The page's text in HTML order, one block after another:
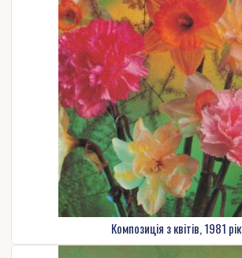
Композиція з квітів, 1981 рік